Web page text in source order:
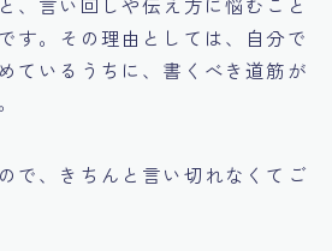
す。その理由としては、自分で
ているうちに、書くべき道筋が
で、きちんと言い切れなくてご